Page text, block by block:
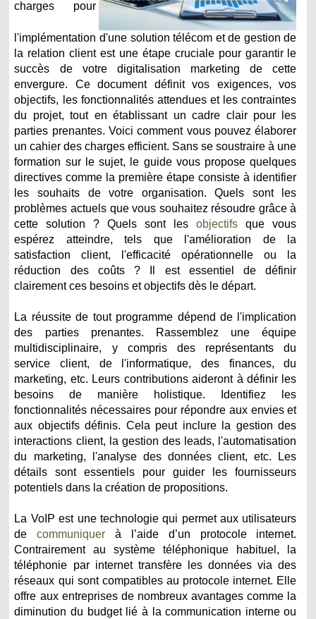
charges pour
l'implémentation d'une solution télécom et de gestion de
la relation client est une étape cruciale pour garantir le
succès de votre digitalisation marketing de cette
envergure. Ce document définit vos exigences, vos
objectifs, les fonctionnalités attendues et les contraintes
du projet, tout en établissant un cadre clair pour les
parties prenantes. Voici comment vous pouvez élaborer
un cahier des charges efficient. Sans se soustraire à une
formation sur le sujet, le guide vous propose quelques
directives comme la première étape consiste à identifier
les souhaits de votre organisation. Quels sont les
problèmes actuels que vous souhaitez résoudre grâce à
cette solution ? Quels sont lesobjectifs que vous
espérez atteindre, tels que l'amélioration de la
satisfaction client, l'efficacité opérationnelle ou la
réduction des coûts ? Il est essentiel de définir
clairement ces besoins et objectifs dès le départ.
La réussite de tout programme dépend de l'implication
des parties prenantes. Rassemblez une équipe
multidisciplinaire, y compris des représentants du
service client, de l'informatique, des finances, du
marketing, etc. Leurs contributions aideront à définir les
besoins de manière holistique. Identifiez les
fonctionnalités nécessaires pour répondre aux envies et
aux objectifs définis. Cela peut inclure la gestion des
interactions client, la gestion des leads, l'automatisation
du marketing, l'analyse des données client, etc. Les
détails sont essentiels pour guider les fournisseurs
potentiels dans la création de propositions.
La VoIP est une technologie qui permet aux utilisateurs
decommuniquer à l’aide d’un protocole internet.
Contrairement au système téléphonique habituel, la
téléphonie par internet transfère les données via des
réseaux qui sont compatibles au protocole internet. Elle
offre aux entreprises de nombreux avantages comme la
diminution du budget lié à la communication interne ou